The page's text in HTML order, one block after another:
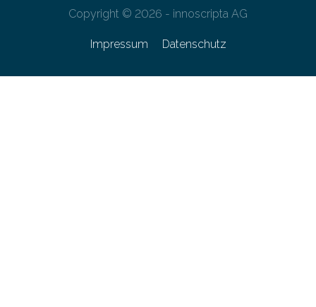
Copyright © 2026 - innoscripta AG
Impressum Datenschutz